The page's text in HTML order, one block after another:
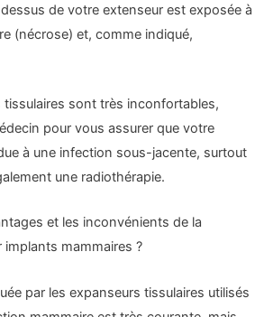
de votre extenseur est exposée à
(nécrose) et, comme indiqué,
tissulaires sont très inconfortables,
pour vous assurer que votre
à une infection sous-jacente, surtout
une radiothérapie.
et les inconvénients de la
mammaires ?
par les expanseurs tissulaires utilisés